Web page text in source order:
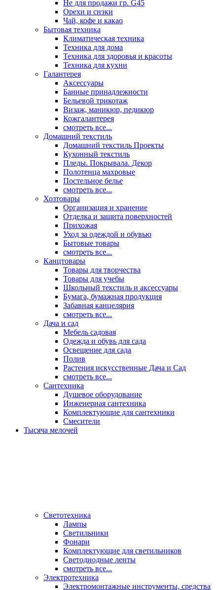
Не для продажи гр. G45
Орехи и снэки
Чай, кофе и какао
Бытовая техника
Климатическая техника
Техника для дома
Техника для здоровья и красоты
Техника для кухни
Галантерея
Аксессуары
Банные принадлежности
Бельевой трикотаж
Визаж, маникюр, педикюр
Кожгалантерея
смотреть все...
Домашний текстиль
Домашний текстиль Проекты
Кухонный текстиль
Пледы. Покрывала. Декор
Полотенца махровые
Постельное белье
смотреть все...
Хозтовары
Организация и хранение
Отделка и защита поверхностей
Прихожая
Уход за одеждой и обувью
Бытовые товары
смотреть все...
Канцтовары
Товары для творчества
Товары для учебы
Школьный текстиль и аксессуары
Бумага, бумажная продукция
Забавная канцелярия
смотреть все...
Дача и сад
Мебель садовая
Одежда и обувь для сада
Освещение для сада
Полив
Растения искусственные Дача и Сад
смотреть все...
Сантехника
Душевое оборудование
Инженерная сантехника
Комплектующие для сантехники
Смесители
Тысяча мелочей
Светотехника
Лампы
Светильники
Фонари
Комплектующие для светильников
Светодиодные ленты
смотреть все...
Электротехника
Электромонтажные инструменты, средства